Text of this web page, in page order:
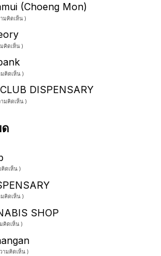
(Choeng Mon)
มคิดเห็น )
คิดเห็น )
คิดเห็น )
DISPENSARY
มคิดเห็น )
ด
ดเห็น )
คิดเห็น )
SHOP
คิดเห็น )
ามคิดเห็น )